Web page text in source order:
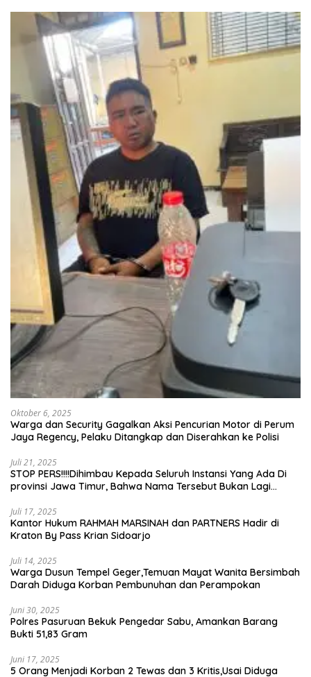
Oktober 6, 2025
Warga dan Security Gagalkan Aksi Pencurian Motor di Perum
Jaya Regency, Pelaku Ditangkap dan Diserahkan ke Polisi
Juli 21, 2025
STOP PERS!!!!Dihimbau Kepada Seluruh Instansi Yang Ada Di
provinsi Jawa Timur, Bahwa Nama Tersebut Bukan Lagi
Juli 17, 2025
Kantor Hukum RAHMAH MARSINAH dan PARTNERS Hadir di
Kraton By Pass Krian Sidoarjo
Juli 14, 2025
Warga Dusun Tempel Geger,Temuan Mayat Wanita Bersimbah
Darah Diduga Korban Pembunuhan dan Perampokan
Juni 30, 2025
Polres Pasuruan Bekuk Pengedar Sabu, Amankan Barang
Bukti 51,83 Gram
Juni 17, 2025
5 Orang Menjadi Korban 2 Tewas dan 3 Kritis,Usai Diduga